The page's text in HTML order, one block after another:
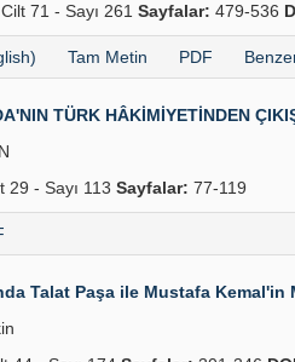
71 - Sayı 261 Sayfalar: 479-536
Tam Metin PDF
TÜRK HÂKİMİYETİNDEN
29 - Sayı 113 Sayfalar: 77-119
Talat Paşa ile Mustafa Kemal'in